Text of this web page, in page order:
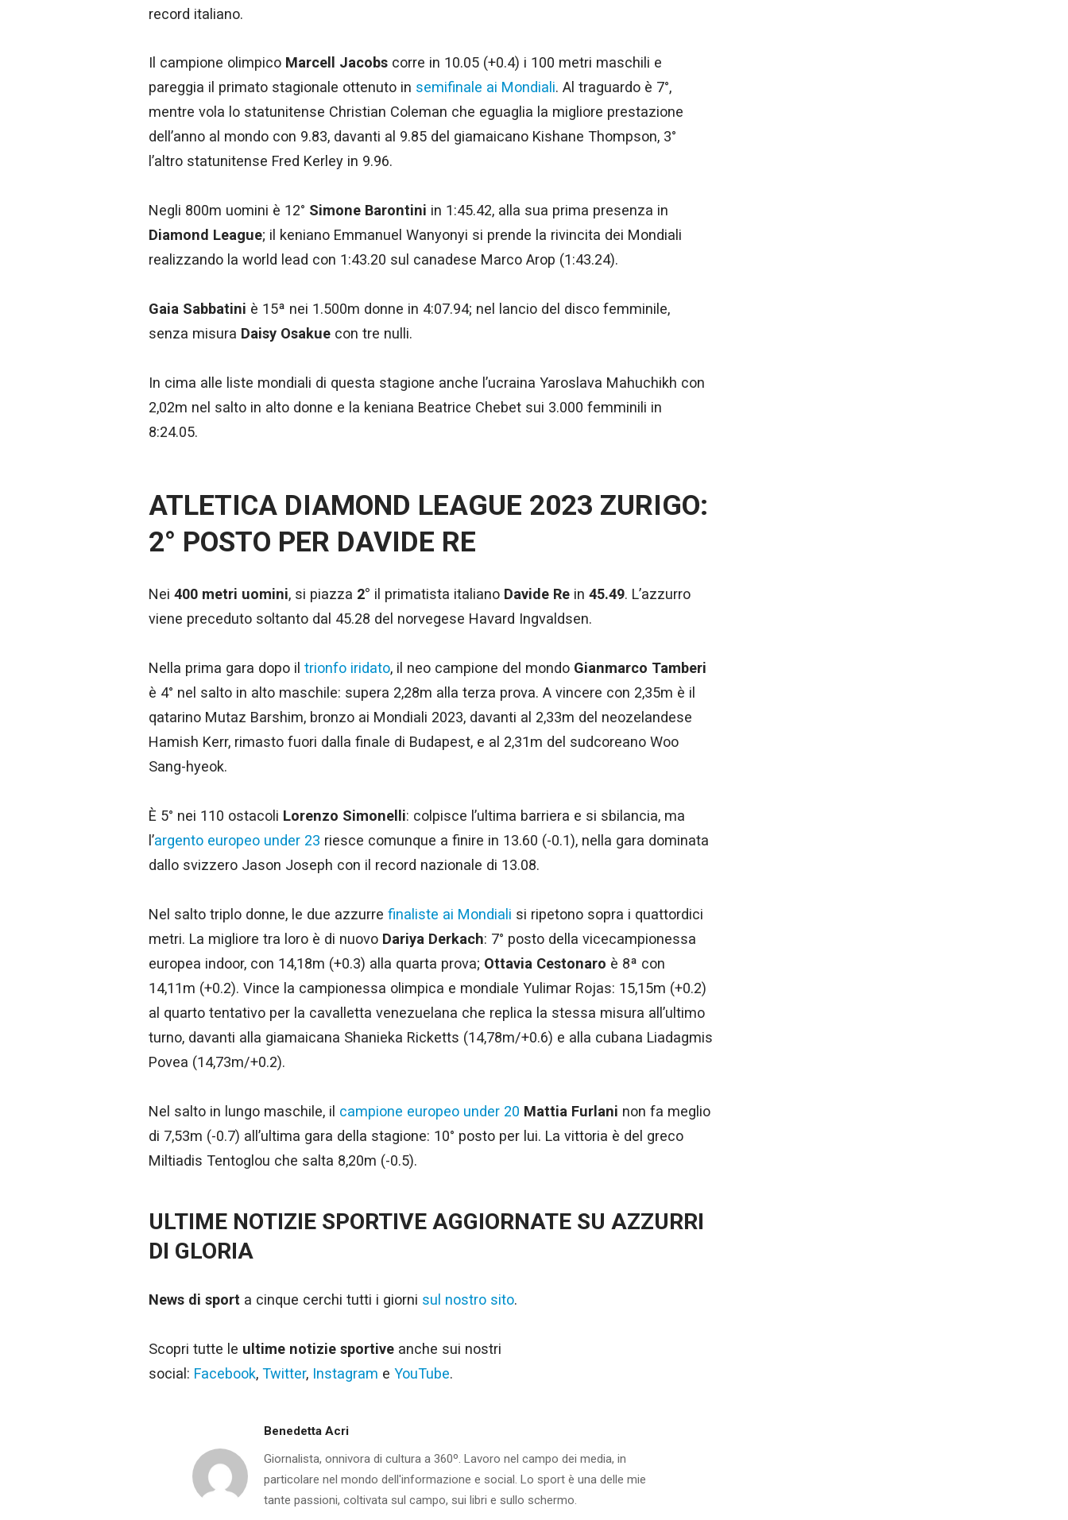
record italiano.
Il campione olimpico Marcell Jacobs corre in 10.05 (+0.4) i 100 metri maschili e
pareggia il primato stagionale ottenuto in semifinale ai Mondiali. Al traguardo è 7°,
mentre vola lo statunitense Christian Coleman che eguaglia la migliore prestazione
dell’anno al mondo con 9.83, davanti al 9.85 del giamaicano Kishane Thompson, 3°
l’altro statunitense Fred Kerley in 9.96.
Negli 800m uomini è 12° Simone Barontini in 1:45.42, alla sua prima presenza in
Diamond League; il keniano Emmanuel Wanyonyi si prende la rivincita dei Mondiali
realizzando la world lead con 1:43.20 sul canadese Marco Arop (1:43.24).
Gaia Sabbatini è 15ª nei 1.500m donne in 4:07.94; nel lancio del disco femminile,
senza misura Daisy Osakue con tre nulli.
In cima alle liste mondiali di questa stagione anche l’ucraina Yaroslava Mahuchikh con
2,02m nel salto in alto donne e la keniana Beatrice Chebet sui 3.000 femminili in
8:24.05.
ATLETICA DIAMOND LEAGUE 2023 ZURIGO:
2° POSTO PER DAVIDE RE
Nei 400 metri uomini, si piazza 2° il primatista italiano Davide Re in 45.49. L’azzurro
viene preceduto soltanto dal 45.28 del norvegese Havard Ingvaldsen.
Nella prima gara dopo il trionfo iridato, il neo campione del mondo Gianmarco Tamberi
è 4° nel salto in alto maschile: supera 2,28m alla terza prova. A vincere con 2,35m è il
qatarino Mutaz Barshim, bronzo ai Mondiali 2023, davanti al 2,33m del neozelandese
Hamish Kerr, rimasto fuori dalla finale di Budapest, e al 2,31m del sudcoreano Woo
Sang-hyeok.
È 5° nei 110 ostacoli Lorenzo Simonelli: colpisce l’ultima barriera e si sbilancia, ma
l’argento europeo under 23 riesce comunque a finire in 13.60 (-0.1), nella gara dominata
dallo svizzero Jason Joseph con il record nazionale di 13.08.
Nel salto triplo donne, le due azzurre finaliste ai Mondiali si ripetono sopra i quattordici
metri. La migliore tra loro è di nuovo Dariya Derkach: 7° posto della vicecampionessa
europea indoor, con 14,18m (+0.3) alla quarta prova; Ottavia Cestonaro è 8ª con
14,11m (+0.2). Vince la campionessa olimpica e mondiale Yulimar Rojas: 15,15m (+0.2)
al quarto tentativo per la cavalletta venezuelana che replica la stessa misura all’ultimo
turno, davanti alla giamaicana Shanieka Ricketts (14,78m/+0.6) e alla cubana Liadagmis
Povea (14,73m/+0.2).
Nel salto in lungo maschile, il campione europeo under 20 Mattia Furlani non fa meglio
di 7,53m (-0.7) all’ultima gara della stagione: 10° posto per lui. La vittoria è del greco
Miltiadis Tentoglou che salta 8,20m (-0.5).
ULTIME NOTIZIE SPORTIVE AGGIORNATE SU AZZURRI
DI GLORIA
News di sport a cinque cerchi tutti i giorni sul nostro sito.
Scopri tutte le ultime notizie sportive anche sui nostri
social: Facebook, Twitter, Instagram e YouTube.
Benedetta Acri
Giornalista, onnivora di cultura a 360º. Lavoro nel campo dei media, in
particolare nel mondo dell'informazione e social. Lo sport è una delle mie
tante passioni, coltivata sul campo, sui libri e sullo schermo.